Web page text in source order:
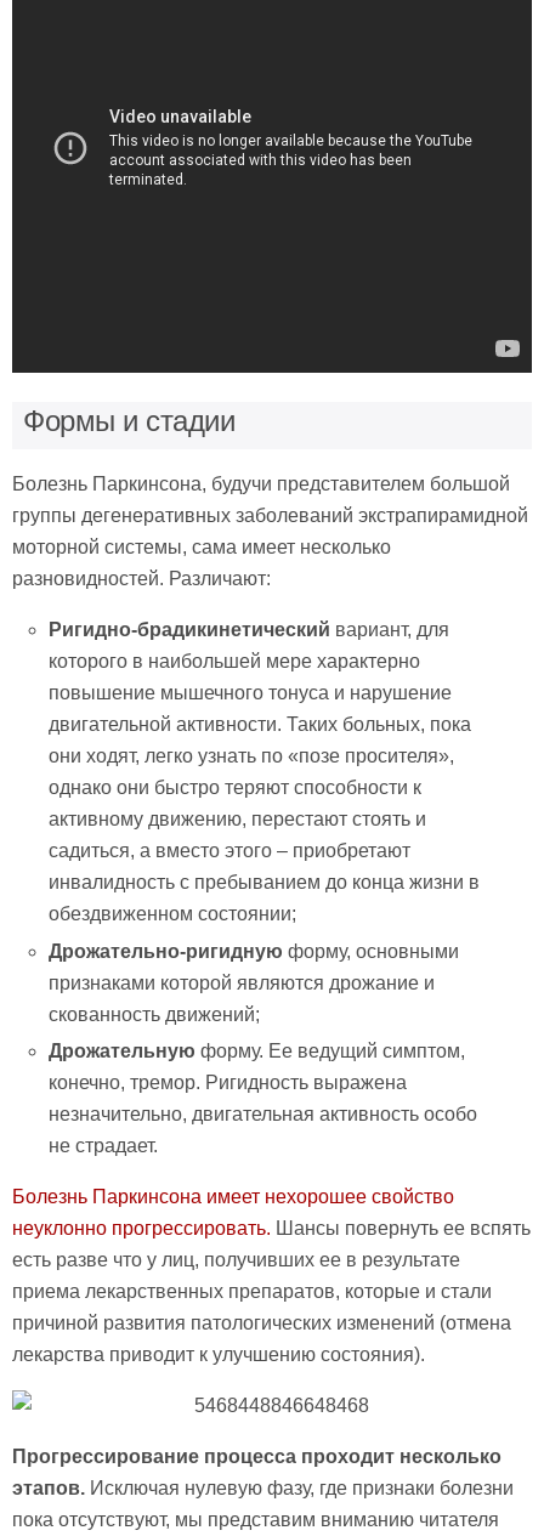
Формы и стадии
Болезнь Паркинсона, будучи представителем большой
группы дегенеративных заболеваний экстрапирамидной
моторной системы, сама имеет несколько
разновидностей. Различают:
Ригидно-брадикинетический вариант, для
которого в наибольшей мере характерно
повышение мышечного тонуса и нарушение
двигательной активности. Таких больных, пока
они ходят, легко узнать по «позе просителя»,
однако они быстро теряют способности к
активному движению, перестают стоять и
садиться, а вместо этого – приобретают
инвалидность с пребыванием до конца жизни в
обездвиженном состоянии;
Дрожательно-ригидную форму, основными
признаками которой являются дрожание и
скованность движений;
Дрожательную форму. Ее ведущий симптом,
конечно, тремор. Ригидность выражена
незначительно, двигательная активность особо
не страдает.
Болезнь Паркинсона имеет нехорошее свойство
неуклонно прогрессировать. Шансы повернуть ее вспять
есть разве что у лиц, получивших ее в результате
приема лекарственных препаратов, которые и стали
причиной развития патологических изменений (отмена
лекарства приводит к улучшению состояния).
Прогрессирование процесса проходит несколько
этапов. Исключая нулевую фазу, где признаки болезни
пока отсутствуют, мы представим вниманию читателя